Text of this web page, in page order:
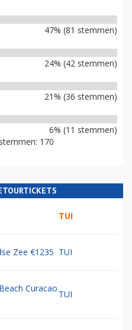
47% (81 stemmen)
24% (42 stemmen)
21% (36 stemmen)
6% (11 stemmen)
170
TUI
Zee €1235 TUI
Curacao
TUI